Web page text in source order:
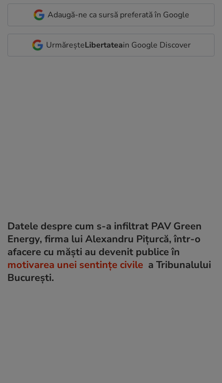
Adaugă-ne ca sursă preferată în Google
UrmăreșteLibertateain Google Discover
Datele despre cum s-a infiltrat PAV Green
Energy, firma lui Alexandru Pițurcă, într-o
afacere cu măști au devenit publice în
motivarea unei sentințe civile a Tribunalului
Bucureşti.